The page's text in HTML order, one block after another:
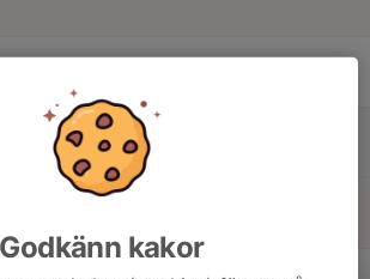
Godkänn kakor